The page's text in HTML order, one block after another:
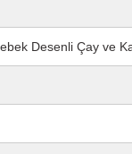
Desenli Çay ve